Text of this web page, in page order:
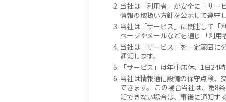
当社は「利用者」が安全に「サー
情報の取扱い方針を公示して遵守し
当社は「サービス」に関連して「
ページやメールなどを通じ 「利用
当社は「サービス」を一定範囲に
通知します。
「サービス」は年中無休、1日24
当社は情報通信設備の保守点検、
できます。 この場合当社は、第8
知できない場合は、事後に通知す